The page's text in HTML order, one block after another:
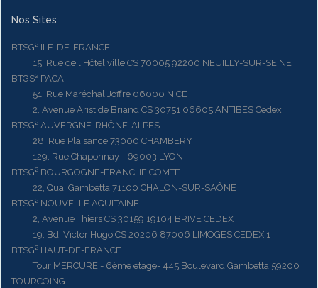
Nos Sites
BTSG² ILE-DE-FRANCE
15, Rue de l'Hôtel ville CS 70005 92200 NEUILLY-SUR-SEINE
BTGS² PACA
51, Rue Maréchal Joffre 06000 NICE
2, Avenue Aristide Briand CS 30751 06605 ANTIBES Cedex
BTSG² AUVERGNE-RHÔNE-ALPES
28, Rue Plaisance 73000 CHAMBERY
129, Rue Chaponnay - 69003 LYON
BTSG² BOURGOGNE-FRANCHE COMTE
22, Quai Gambetta 71100 CHALON-SUR-SAÔNE
BTSG² NOUVELLE AQUITAINE
2, Avenue Thiers CS 30159 19104 BRIVE CEDEX
19, Bd. Victor Hugo CS 20206 87006 LIMOGES CEDEX 1
BTSG² HAUT-DE-FRANCE
Tour MERCURE - 6ème étage- 445 Boulevard Gambetta 59200
TOURCOING